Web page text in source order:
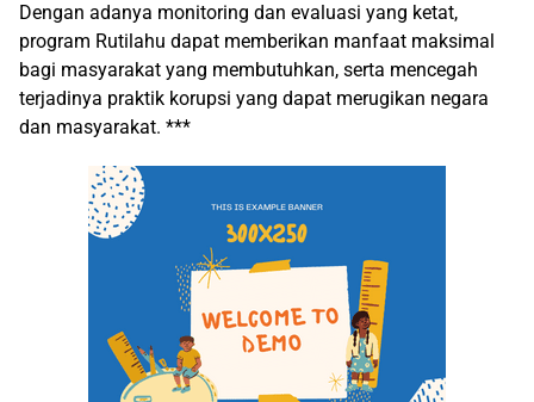
Dengan adanya monitoring dan evaluasi yang ketat,
program Rutilahu dapat memberikan manfaat maksimal
bagi masyarakat yang membutuhkan, serta mencegah
terjadinya praktik korupsi yang dapat merugikan negara
dan masyarakat. ***